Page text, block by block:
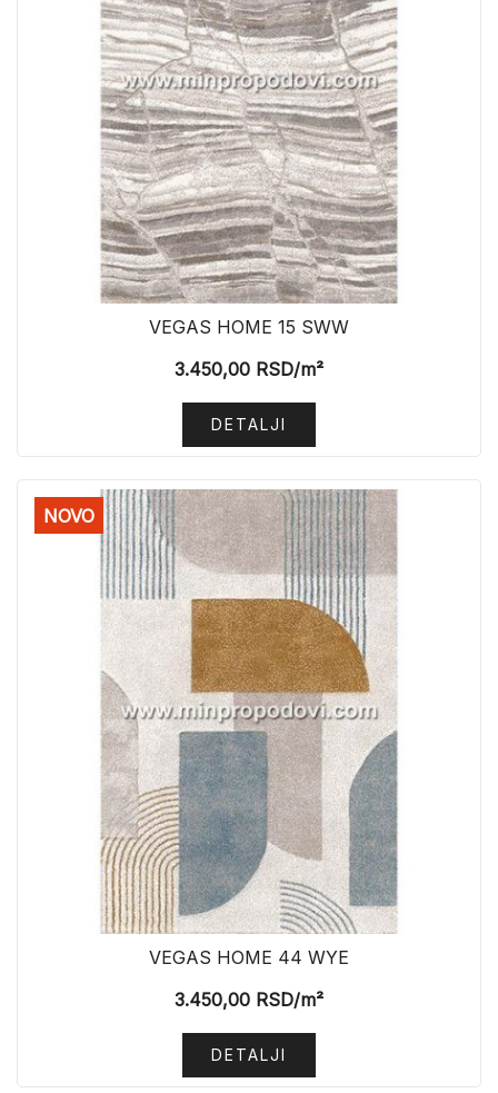
VEGAS HOME 15 SWW
3.450,00 RSD/m²
DETALJI
NOVO
VEGAS HOME 44 WYE
3.450,00 RSD/m²
DETALJI